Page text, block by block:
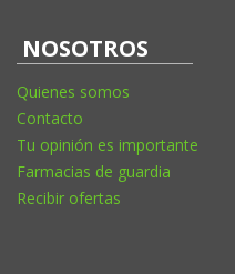
NOSOTROS
Quienes somos
Contacto
Tu opinión es importante
Farmacias de guardia
Recibir ofertas